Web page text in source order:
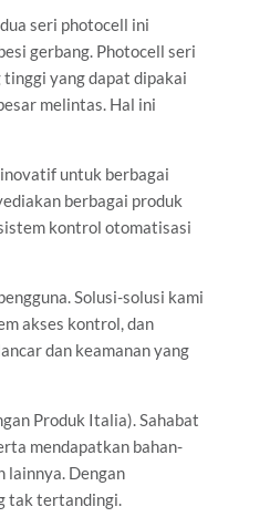
seri photocell ini
gerbang. Photocell seri
yang dapat dipakai
melintas. Hal ini
untuk berbagai
berbagai produk
kontrol otomatisasi
Solusi-solusi kami
akses kontrol, dan
dan keamanan yang
Produk Italia). Sahabat
mendapatkan bahan-
lainnya. Dengan
tak tertandingi.